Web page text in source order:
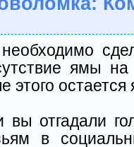
ямы
этого
вы отгадали
в